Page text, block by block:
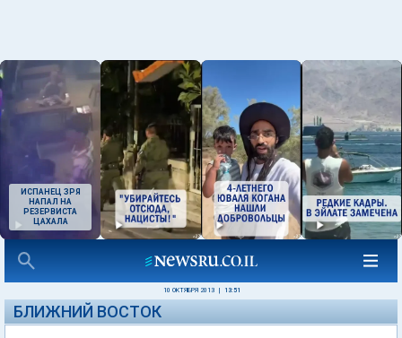
ИСПАНЕЦ ЗРЯ
НАПАЛ НА
РЕЗЕРВИСТА
ЦАХАЛА
10 ОКТЯБРЯ 2013 13:51
БЛИЖНИЙ ВОСТОК